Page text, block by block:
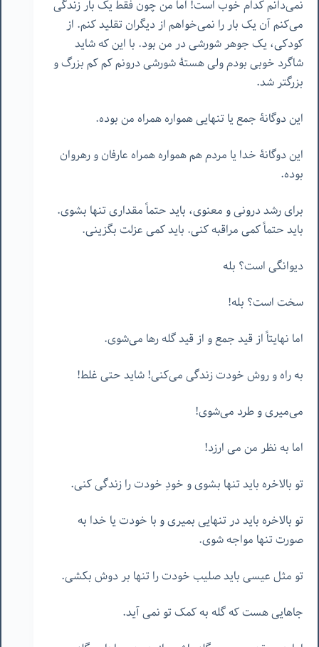
نمی‌دانم کدام خوب است! اما من چون فقط یک بار زندگی
می‌کنم آن یک بار را نمی‌خواهم از دیگران تقلید کنم. از
کودکی، یک جوهر شورشی در من بود. با این که شاید
شاگرد خوبی بودم ولی هستۀ شورشی درونم کم کم بزرگ و
بزرگتر شد.
این دوگانۀ جمع یا تنهایی همواره همراه من بوده.
این دوگانۀ خدا یا مردم هم همواره همراه عارفان و رهروان
بوده.
برای رشد درونی و معنوی، باید حتماً مقداری تنها بشوی.
باید حتماً کمی مراقبه کنی. باید کمی عزلت بگزینی.
دیوانگی است؟ بله
سخت است؟ بله!
اما نهایتاً از قید جمع و از قید گله رها می‌شوی.
به راه و روش خودت زندگی می‌کنی! شاید حتی غلط!
می‌میری و طرد می‌شوی!
اما به نظر من می ارزد!
تو بالاخره باید تنها بشوی و خودِ خودت را زندگی کنی.
تو بالاخره باید در تنهایی بمیری و با خودت یا خدا به
صورت تنها مواجه شوی.
تو مثل عیسی باید صلیب خودت را تنها بر دوش بکشی.
جاهایی هست که گله به کمک تو نمی آید.